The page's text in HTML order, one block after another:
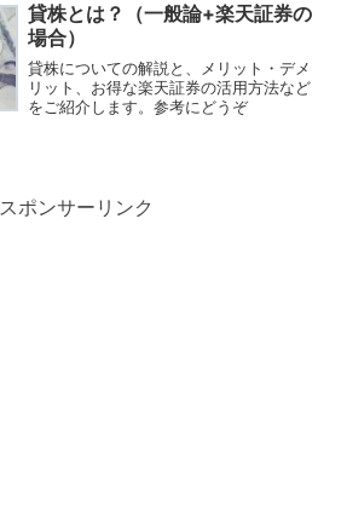
貸株とは？（一般論+楽天証券の
場合）
貸株についての解説と、メリット・デメ
リット、お得な楽天証券の活用方法など
をご紹介します。参考にどうぞ
スポンサーリンク